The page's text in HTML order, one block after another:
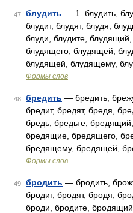
47 блудить — 1. блудить,
блудит, блудят, блудя,
блуди, блудите,
блудящего, блудящей,
блудящей, блудящему,
Формы слов
48 бредить — бредить,
бредит, бредят, бредя,
бредь, бредьте,
бредящие, бредящего,
бредящему, бредящей,
Формы слов
49 бродить — бродить,
бродит, бродят, бродя,
броди, бродите,